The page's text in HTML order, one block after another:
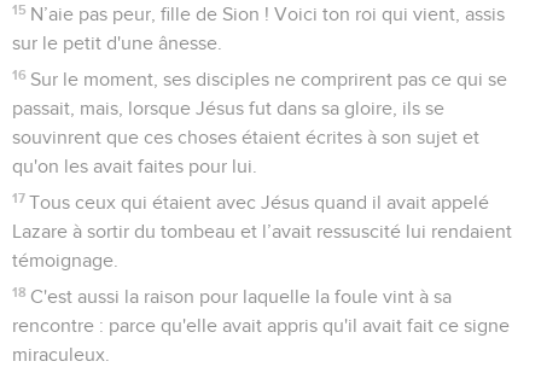
15 N’aie pas peur, fille de Sion ! Voici ton roi qui vient, assis
sur le petit d'une ânesse.
16 Sur le moment, ses disciples ne comprirent pas ce qui se
passait, mais, lorsque Jésus fut dans sa gloire, ils se
souvinrent que ces choses étaient écrites à son sujet et
qu'on les avait faites pour lui.
17 Tous ceux qui étaient avec Jésus quand il avait appelé
Lazare à sortir du tombeau et l’avait ressuscité lui rendaient
témoignage.
18 C'est aussi la raison pour laquelle la foule vint à sa
rencontre : parce qu'elle avait appris qu'il avait fait ce signe
miraculeux.